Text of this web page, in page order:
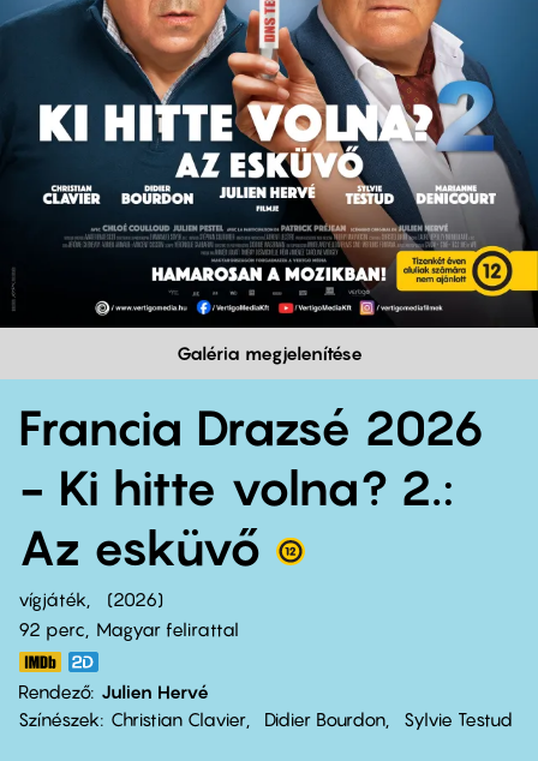
Galéria megjelenítése
Francia Drazsé 2026
- Ki hitte volna? 2.:
Az esküvő
vígjáték
2026
92 perc,
Magyar felirattal
Rendező Julien Hervé
Színészek
Christian Clavier Didier Bourdon Sylvie Testud